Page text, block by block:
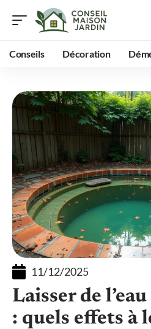
Conseils Décoration
11/12/2025
Laisser de
: quels effets à